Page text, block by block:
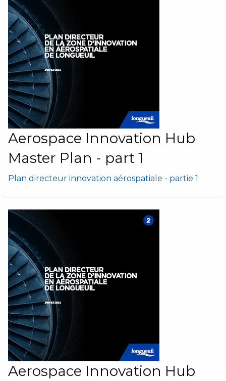
Aerospace Innovation Hub
Master Plan - part 1
Plan directeur innovation aérospatiale - partie 1
Aerospace Innovation Hub